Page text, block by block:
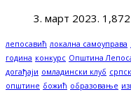
3. март 2023. 1,872
лепосавић локална самоуправа
година конкурс Општина
догађаји омладински клуб
општине божић образовање